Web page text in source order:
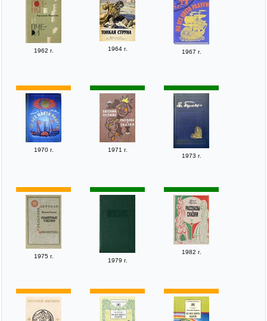
1962 г. 1964 г. 1967 г.
1970 г.
1971 г.
1973 г.
1975 г.
1979 г.
1982 г.